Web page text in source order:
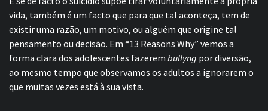
vida, também é um facto que para que tal aconteça, tem de
existir uma razão, um motivo, ou alguém que origine tal
pensamento ou decisão. Em “13 Reasons Why” vemos a
forma clara dos adolescentes fazerem bullyng por diversão,
ao mesmo tempo que observamos os adultos a ignorarem o
que muitas vezes está à sua vista.